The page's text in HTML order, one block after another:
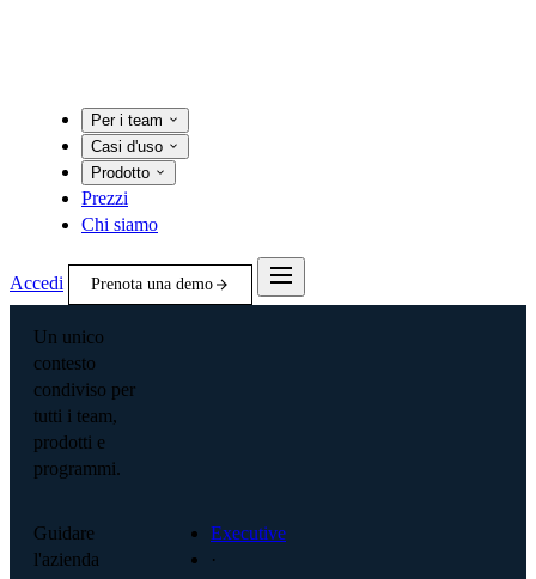
Per i team
Casi d'uso
Prodotto
Prezzi
Chi siamo
Accedi Prenota una demo
Un unico
contesto
condiviso per
tutti i team,
prodotti e
programmi.
Guidare
l'azienda
Executive
·